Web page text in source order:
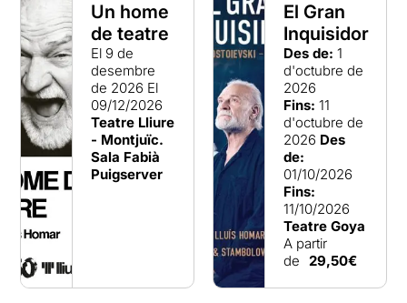
Un home
de teatre
El 9 de
desembre
de 2026 El
09/12/2026
Teatre Lliure
- Montjuïc.
Sala Fabià
Puigserver
El Gran
Inquisidor
Des de: 1
d'octubre de
2026
Fins: 11
d'octubre de
2026 Des
de:
01/10/2026
Fins:
11/10/2026
Teatre Goya
A partir
de 29,50€